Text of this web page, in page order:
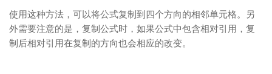
使用这种方法，可以将公式复制到四个方向的相邻单元格。另
外需要注意的是，复制公式时，如果公式中包含相对引用，复
制后相对引用在复制的方向也会相应的改变。